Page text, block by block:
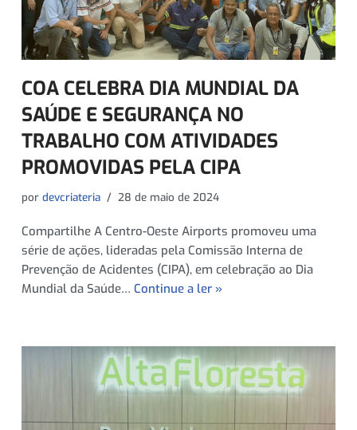
COA CELEBRA DIA MUNDIAL DA
SAÚDE E SEGURANÇA NO
TRABALHO COM ATIVIDADES
PROMOVIDAS PELA CIPA
por devcriateria 28 de maio de 2024
Compartilhe A Centro-Oeste Airports promoveu uma
série de ações, lideradas pela Comissão Interna de
Prevenção de Acidentes (CIPA), em celebração ao Dia
Mundial da Saúde… Continue a ler »